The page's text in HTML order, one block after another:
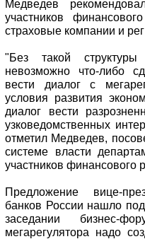
Медведев
участников
страховые компании и
"Без такой
невозможно что-либо
вести диалог с
условия развития
диалог вести
узковедомственных
отметил Медведев,
системе власти
участников финансового
Предложение вице-
банков России нашло
заседании бизнес-
мегарегулятора надо